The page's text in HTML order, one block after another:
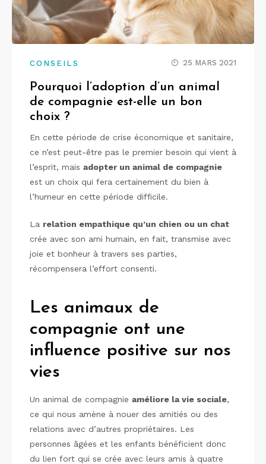
CONSEILS 25 MARS 2021
Pourquoi l’adoption d’un animal
de compagnie est-elle un bon
choix ?
En cette période de crise économique et sanitaire,
ce n’est peut-être pas le premier besoin qui vient à
l’esprit, mais adopter un animal de compagnie
est un choix qui fera certainement du bien à
l’humeur en cette période difficile.
La relation empathique qu’un chien ou un chat
crée avec son ami humain, en fait, transmise avec
joie et bonheur à travers ses parties,
récompensera l’effort consenti.
Les animaux de
compagnie ont une
influence positive sur nos
vies
Un animal de compagnie améliore la vie sociale,
ce qui nous amène à nouer des amitiés ou des
relations avec d’autres propriétaires. Les
personnes âgées et les enfants bénéficient donc
du lien fort qui se crée avec leurs amis à quatre